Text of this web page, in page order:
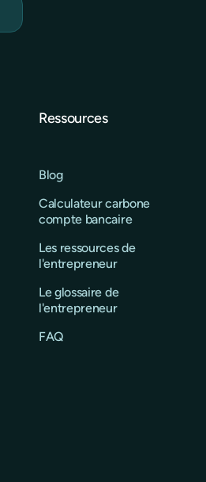
Ressources
Blog
Calculateur carbone
compte bancaire
Les ressources de
l'entrepreneur
Le glossaire de
l'entrepreneur
FAQ